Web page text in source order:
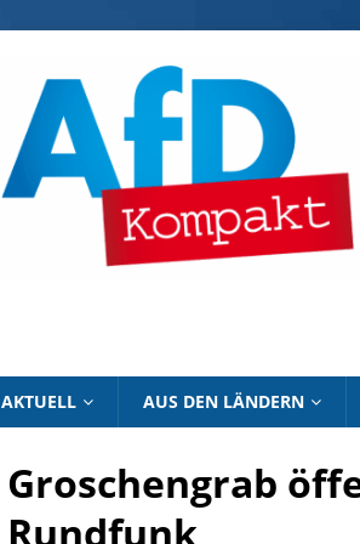
AKTUELL AUS DEN LÄNDERN
Groschengrab
Rundfunk